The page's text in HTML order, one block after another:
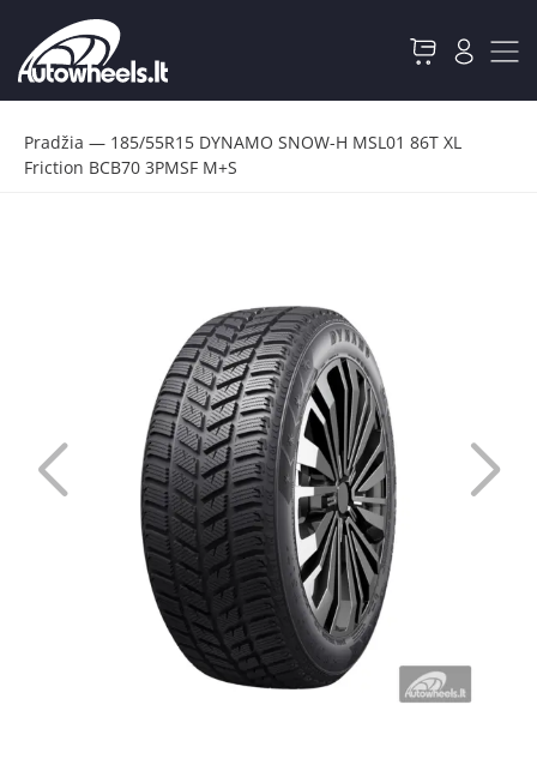
Pradžia — 185/55R15 DYNAMO SNOW-H MSL01 86T XL
Friction BCB70 3PMSF M+S